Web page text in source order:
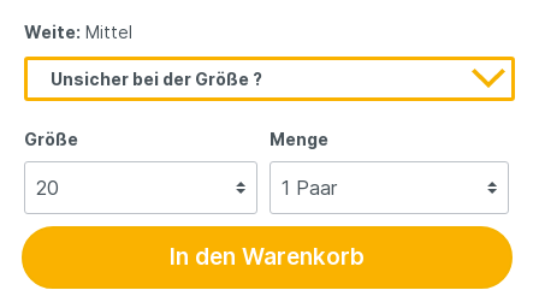
Weite: Mittel
Unsicher bei der Größe ?
Größe Menge
In den Warenkorb